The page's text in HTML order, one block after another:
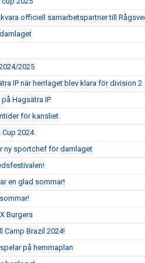
officiell samarbetspartner till
2025
IP när herrlaget blev klara för division 2
Hagsätra IP
för kansliet
Cup 2024
ny sportchef för damlaget
en glad sommar!
Burgers
Camp Brazil 2024!
på hemmaplan